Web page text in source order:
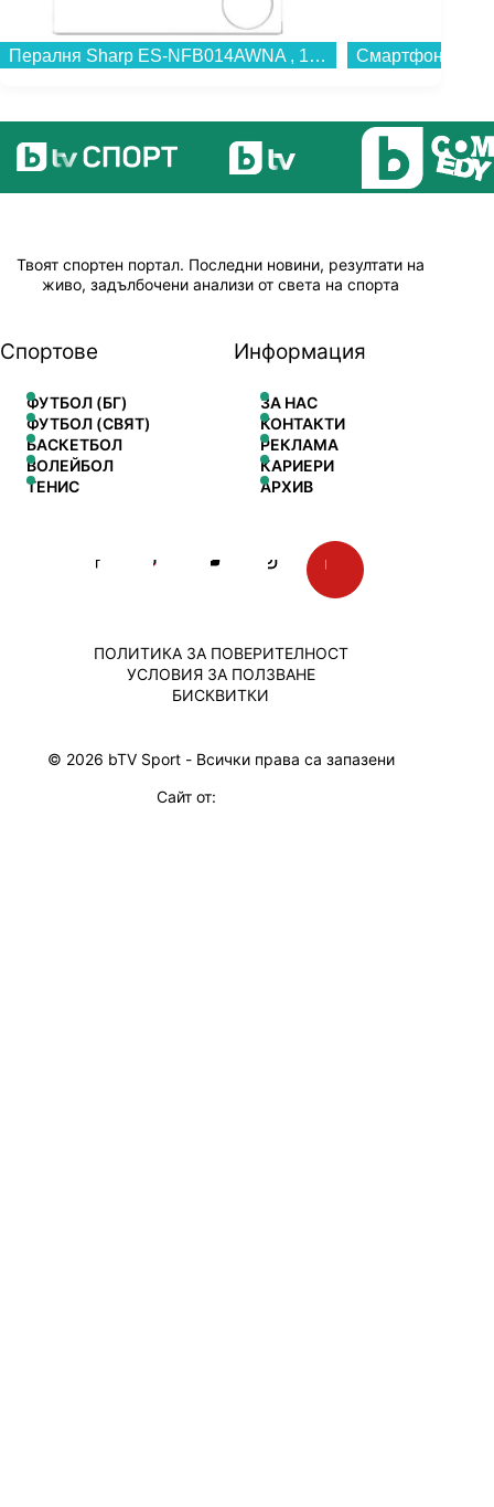
Твоят спортен портал. Последни новини, резултати на
живо, задълбочени анализи от света на спорта
Спортове
ФУТБОЛ (БГ)
ФУТБОЛ (СВЯТ)
БАСКЕТБОЛ
ВОЛЕЙБОЛ
ТЕНИС
Информация
ЗА НАС
КОНТАКТИ
РЕКЛАМА
КАРИЕРИ
АРХИВ
© 2026 bTV Sport - Всички права са запазени
ПОЛИТИКА ЗА ПОВЕРИТЕЛНОСТ
УСЛОВИЯ ЗА ПОЛЗВАНЕ
БИСКВИТКИ
Сайт от: